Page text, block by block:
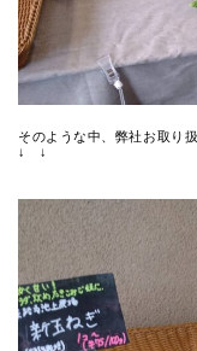
そのような中、弊社お取り
↓ ↓